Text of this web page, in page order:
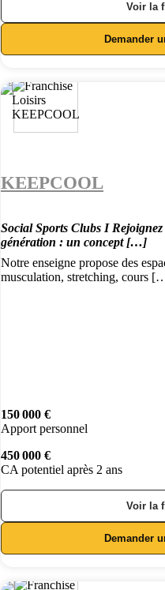
Voir la
Demander
KEEPCOOL
Social Sports Clubs I
génération : un concept […]
Notre enseigne propose des
musculation, stretching, cours
150 000 €
Apport personnel
450 000 €
CA potentiel après 2 ans
Voir la
Demander